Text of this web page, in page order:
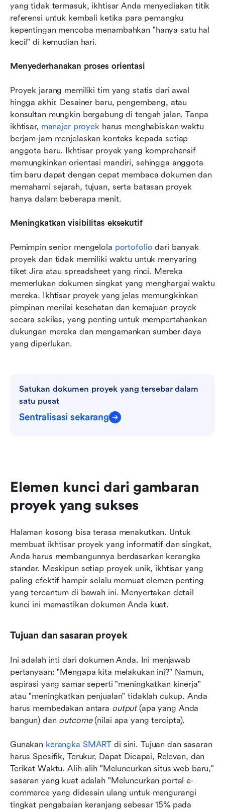
yang tidak termasuk, ikhtisar Anda menyediakan titik
referensi untuk kembali ketika para pemangku
kepentingan mencoba menambahkan "hanya satu hal
kecil" di kemudian hari.
Menyederhanakan proses orientasi
Proyek jarang memiliki tim yang statis dari awal
hingga akhir. Desainer baru, pengembang, atau
konsultan mungkin bergabung di tengah jalan. Tanpa
ikhtisar, manajer proyek harus menghabiskan waktu
berjam-jam menjelaskan konteks kepada setiap
anggota baru. Ikhtisar proyek yang komprehensif
memungkinkan orientasi mandiri, sehingga anggota
tim baru dapat dengan cepat membaca dokumen dan
memahami sejarah, tujuan, serta batasan proyek
hanya dalam beberapa menit.
Meningkatkan visibilitas eksekutif
Pemimpin senior mengelola portofolio dari banyak
proyek dan tidak memiliki waktu untuk menyaring
tiket Jira atau spreadsheet yang rinci. Mereka
memerlukan dokumen singkat yang menghargai waktu
mereka. Ikhtisar proyek yang jelas memungkinkan
pimpinan menilai kesehatan dan kemajuan proyek
secara sekilas, yang penting untuk mempertahankan
dukungan mereka dan mengamankan sumber daya
yang diperlukan.
Satukan dokumen proyek yang tersebar dalam
satu pusat
Sentralisasi sekarang
Elemen kunci dari gambaran
proyek yang sukses
Halaman kosong bisa terasa menakutkan. Untuk
membuat ikhtisar proyek yang informatif dan singkat,
Anda harus membangunnya berdasarkan kerangka
standar. Meskipun setiap proyek unik, ikhtisar yang
paling efektif hampir selalu memuat elemen penting
yang tercantum di bawah ini. Menyertakan detail
kunci ini memastikan dokumen Anda kuat.
Tujuan dan sasaran proyek
Ini adalah inti dari dokumen Anda. Ini menjawab
pertanyaan: "Mengapa kita melakukan ini?" Namun,
aspirasi yang samar seperti "meningkatkan kinerja"
atau "meningkatkan penjualan" tidaklah cukup. Anda
harus membedakan antara output (apa yang Anda
bangun) dan outcome (nilai apa yang tercipta).
Gunakan kerangka SMART di sini. Tujuan dan sasaran
harus Spesifik, Terukur, Dapat Dicapai, Relevan, dan
Terikat Waktu. Alih-alih "Meluncurkan situs web baru,"
sasaran yang kuat adalah "Meluncurkan portal e-
commerce yang didesain ulang untuk mengurangi
tingkat pengabaian keranjang sebesar 15% pada